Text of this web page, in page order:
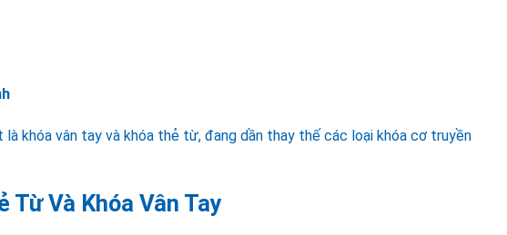
khóa vân tay và khóa thẻ từ, đang dần thay thế các loại khóa cơ truyền
Từ Và Khóa Vân Tay